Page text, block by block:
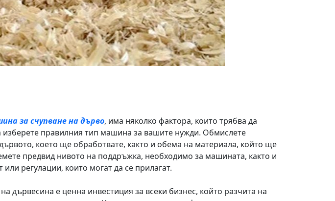
за счупване на дърво, има няколко фактора, които трябва да
правилния тип машина за вашите нужди. Обмислете
което ще обработвате, както и обема на материала, който ще
предвид нивото на поддръжка, необходимо за машината, както и
регулации, които могат да се прилагат.
дървесина е ценна инвестиция за всеки бизнес, който разчита на